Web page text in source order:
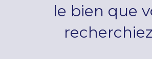
le bien que